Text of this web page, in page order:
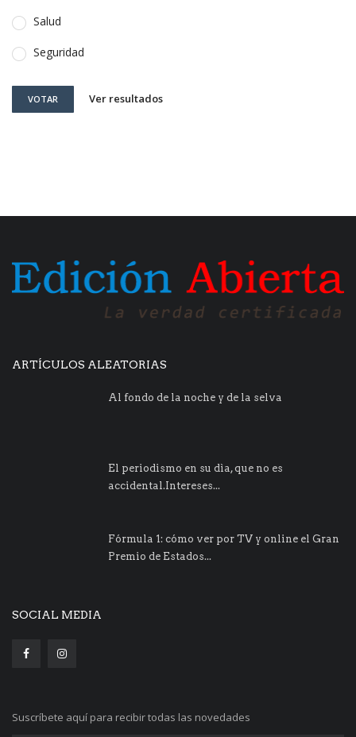
Salud
Seguridad
VOTAR Ver resultados
ARTÍCULOS ALEATORIAS
Al fondo de la noche y de la selva
El periodismo en su dìa, que no es
accidental.Intereses...
Fórmula 1: cómo ver por TV y online el Gran
Premio de Estados...
SOCIAL MEDIA
Suscríbete aquí para recibir todas las novedades